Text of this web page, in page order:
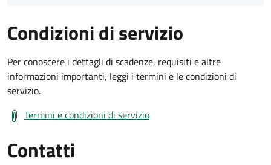
Condizioni di servizio
Per conoscere i dettagli di scadenze, requisiti e altre
informazioni importanti, leggi i termini e le condizioni di
servizio.
Termini e condizioni di servizio
Contatti